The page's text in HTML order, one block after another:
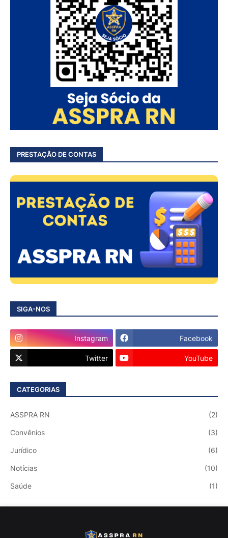
PRESTAÇÃO DE CONTAS
SIGA-NOS
Instagram Facebook
Twitter YouTube
CATEGORIAS
ASSPRA RN (2)
Convênios (3)
Jurídico (6)
Notícias (10)
Saúde (1)